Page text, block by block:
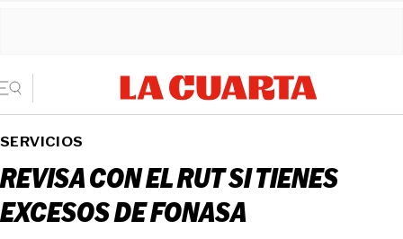
SERVICIOS
REVISA CON EL RUT SI TIENES
EXCESOS DE FONASA